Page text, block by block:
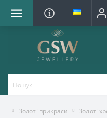
Золоті прикраси Золоті